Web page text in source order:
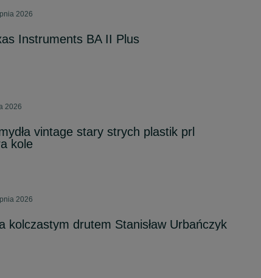
2026
Instruments BA II Plus
2026
vintage stary strych plastik prl
kole
2026
kolczastym drutem Stanisław Urbańczyk